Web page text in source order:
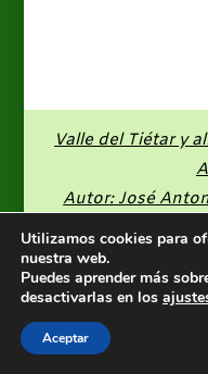
Valle del Tiétar y
Autor: José
Utilizamos cookies para
nuestra web.
Puedes aprender más
desactivarlas en los
Aceptar